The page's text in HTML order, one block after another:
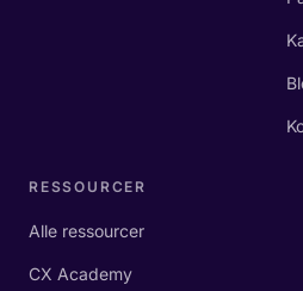
RESSOURCER
Alle ressourcer
CX Academy